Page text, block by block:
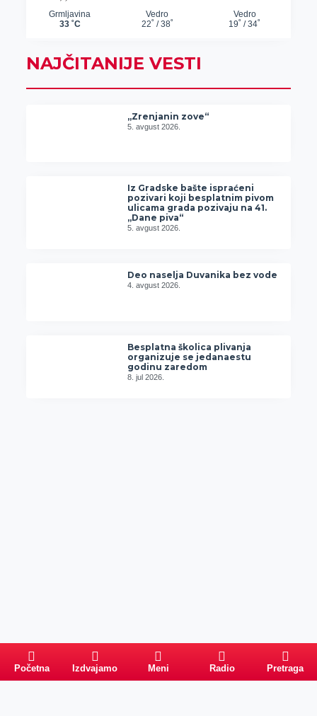
NAJČITANIJE VESTI
„Zrenjanin zove“
5. avgust 2026.
Iz Gradske bašte ispraćeni
pozivari koji besplatnim pivom
ulicama grada pozivaju na 41.
„Dane piva“
5. avgust 2026.
Deo naselja Duvanika bez vode
4. avgust 2026.
Besplatna školica plivanja
organizuje se jedanaestu
godinu zaredom
8. jul 2026.
Početna Izdvajamo Meni Radio Pretraga